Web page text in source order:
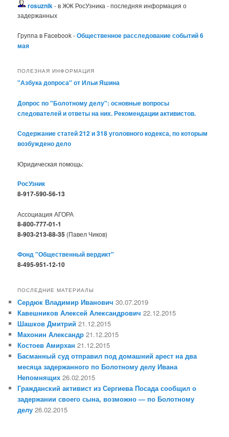
rosuznik - в ЖЖ РосУзника - последняя информация о
задержанных
Группа в Facebook -Общественное расследование событий 6
мая
ПОЛЕЗНАЯ ИНФОРМАЦИЯ
"Азбука допроса" от Ильи Яшина
Допрос по "Болотному делу": основные вопросы
следователей и ответы на них. Рекомендации активистов.
Содержание статей 212 и 318 уголовного кодекса, по которым
возбуждено дело
Юридическая помощь:
РосУзник
8-917-590-56-13
Ассоциация АГОРА
8-800-777-01-1
8-903-213-88-35 (Павел Чиков)
Фонд "Общественный вердикт"
8-495-951-12-10
ПОСЛЕДНИЕ МАТЕРИАЛЫ
Сердюк Владимир Иванович 30.07.2019
Кавешников Алексей Александрович 22.12.2015
Шашков Дмитрий 21.12.2015
Махонин Александр 21.12.2015
Костоев Амирхан 21.12.2015
Басманный суд отправил под домашний арест на два
месяца задержанного по Болотному делу Ивана
Непомнящих 26.02.2015
Гражданский активист из Сергиева Посада сообщил о
задержании своего сына, возможно — по Болотному
делу 26.02.2015